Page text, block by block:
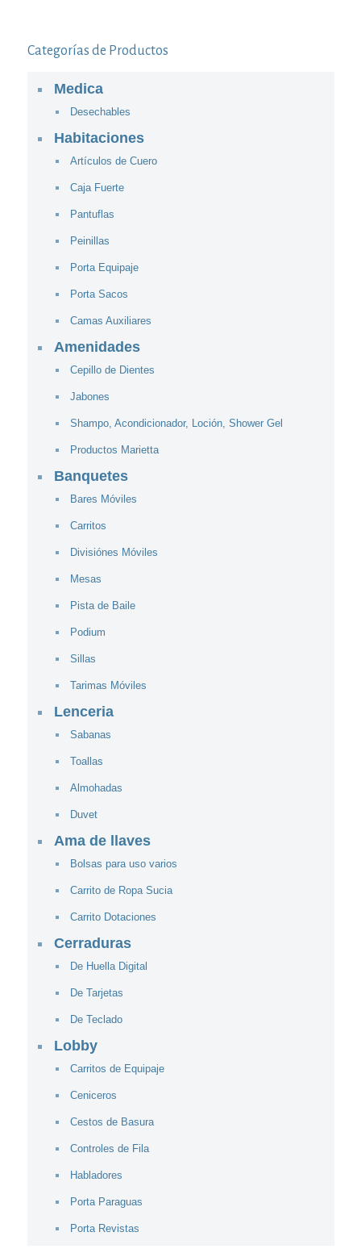
Categorías de Productos
Medica
Desechables
Habitaciones
Artículos de Cuero
Caja Fuerte
Pantuflas
Peinillas
Porta Equipaje
Porta Sacos
Camas Auxiliares
Amenidades
Cepillo de Dientes
Jabones
Shampo, Acondicionador, Loción, Shower Gel
Productos Marietta
Banquetes
Bares Móviles
Carritos
Divisiónes Móviles
Mesas
Pista de Baile
Podium
Sillas
Tarimas Móviles
Lenceria
Sabanas
Toallas
Almohadas
Duvet
Ama de llaves
Bolsas para uso varios
Carrito de Ropa Sucia
Carrito Dotaciones
Cerraduras
De Huella Digital
De Tarjetas
De Teclado
Lobby
Carritos de Equipaje
Ceniceros
Cestos de Basura
Controles de Fila
Habladores
Porta Paraguas
Porta Revistas